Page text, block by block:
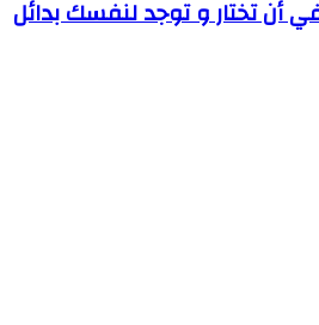
أن تختار و توجد لنفسك بدائل